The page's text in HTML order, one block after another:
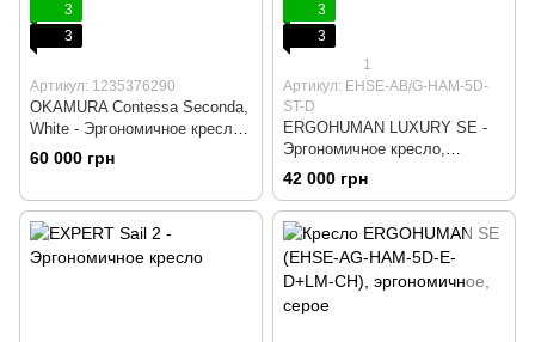
3
3
Артикул: 1235376290
OKAMURA Contessa Seconda,
White - Эргономичное кресло,
Компьютерное, Игровое,
Геймерское, Белый пластик,
Крестовина алюминий, Без
подголовника, Без
поясничной поддержки
60 000 грн
3
3
1
Артикул: EHSE-AB/G-HAM-5D-
ST-D
ERGOHUMAN LUXURY SE -
Эргономичное кресло,
Черный, Компьютерное,
Игровое, Геймерское,
Крестовина алюминий, Сетка,
Черный пластик,
Регулированное натяжение
сетки
42 000 грн